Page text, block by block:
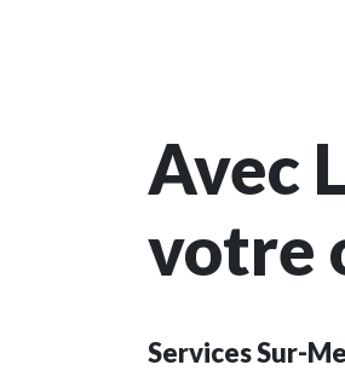
Avec
votre
Services Sur-